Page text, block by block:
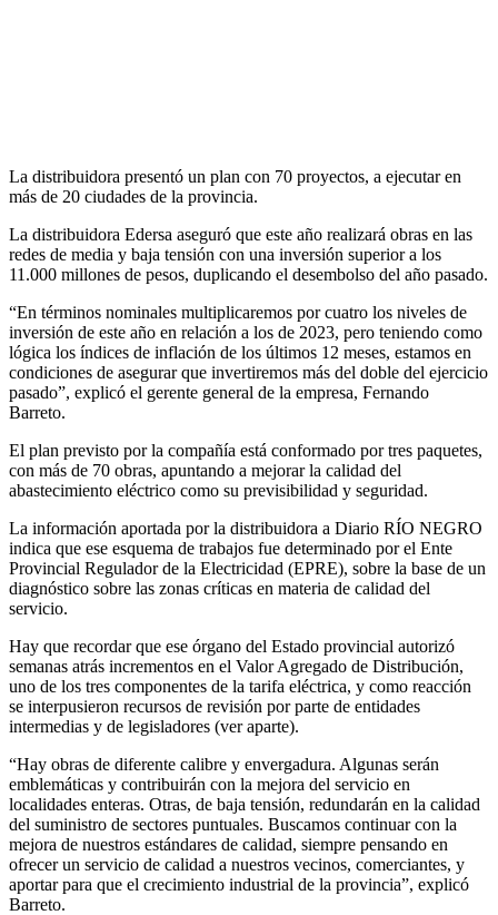
La distribuidora presentó un plan con 70 proyectos, a ejecutar en
más de 20 ciudades de la provincia.
La distribuidora Edersa aseguró que este año realizará obras en las
redes de media y baja tensión con una inversión superior a los
11.000 millones de pesos, duplicando el desembolso del año pasado.
“En términos nominales multiplicaremos por cuatro los niveles de
inversión de este año en relación a los de 2023, pero teniendo como
lógica los índices de inflación de los últimos 12 meses, estamos en
condiciones de asegurar que invertiremos más del doble del ejercicio
pasado”, explicó el gerente general de la empresa, Fernando
Barreto.
El plan previsto por la compañía está conformado por tres paquetes,
con más de 70 obras, apuntando a mejorar la calidad del
abastecimiento eléctrico como su previsibilidad y seguridad.
La información aportada por la distribuidora a Diario RÍO NEGRO
indica que ese esquema de trabajos fue determinado por el Ente
Provincial Regulador de la Electricidad (EPRE), sobre la base de un
diagnóstico sobre las zonas críticas en materia de calidad del
servicio.
Hay que recordar que ese órgano del Estado provincial autorizó
semanas atrás incrementos en el Valor Agregado de Distribución,
uno de los tres componentes de la tarifa eléctrica, y como reacción
se interpusieron recursos de revisión por parte de entidades
intermedias y de legisladores (ver aparte).
“Hay obras de diferente calibre y envergadura. Algunas serán
emblemáticas y contribuirán con la mejora del servicio en
localidades enteras. Otras, de baja tensión, redundarán en la calidad
del suministro de sectores puntuales. Buscamos continuar con la
mejora de nuestros estándares de calidad, siempre pensando en
ofrecer un servicio de calidad a nuestros vecinos, comerciantes, y
aportar para que el crecimiento industrial de la provincia”, explicó
Barreto.